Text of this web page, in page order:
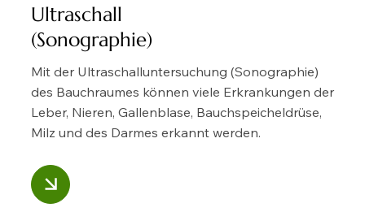
Ultraschall
(Sonographie)
Mit der Ultraschalluntersuchung (Sonographie)
des Bauchraumes können viele Erkrankungen der
Leber, Nieren, Gallenblase, Bauchspeicheldrüse,
Milz und des Darmes erkannt werden.